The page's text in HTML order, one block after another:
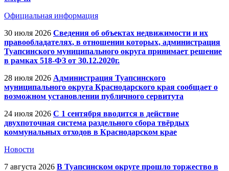
Официальная информация
30 июля 2026 Сведения об объектах недвижимости и их
правообладателях, в отношении которых, администрация
Туапсинского муниципального округа принимает решение
в рамках 518-ФЗ от 30.12.2020г.
28 июля 2026 Администрация Туапсинского
муниципального округа Краснодарского края сообщает о
возможном установлении публичного сервитута
24 июля 2026 С 1 сентября вводится в действие
двухпоточная система раздельного сбора твёрдых
коммунальных отходов в Краснодарском крае
Новости
7 августа 2026 В Туапсинском округе прошло торжество в